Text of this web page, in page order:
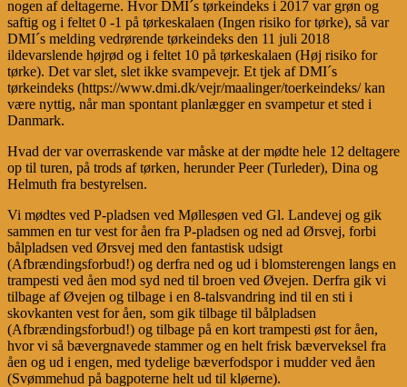
nogen af deltagerne. Hvor DMI´s tørkeindeks i 2017 var grøn og
saftig og i feltet 0 -1 på tørkeskalaen (Ingen risiko for tørke), så var
DMI´s melding vedrørende tørkeindeks den 11 juli 2018
ildevarslende højrød og i feltet 10 på tørkeskalaen (Høj risiko for
tørke). Det var slet, slet ikke svampevejr. Et tjek af DMI´s
tørkeindeks (https://www.dmi.dk/vejr/maalinger/toerkeindeks/ kan
være nyttig, når man spontant planlægger en svampetur et sted i
Danmark.
Hvad der var overraskende var måske at der mødte hele 12 deltagere
op til turen, på trods af tørken, herunder Peer (Turleder), Dina og
Helmuth fra bestyrelsen.
Vi mødtes ved P-pladsen ved Møllesøen ved Gl. Landevej og gik
sammen en tur vest for åen fra P-pladsen og ned ad Ørsvej, forbi
bålpladsen ved Ørsvej med den fantastisk udsigt
(Afbrændingsforbud!) og derfra ned og ud i blomsterengen langs en
trampesti ved åen mod syd ned til broen ved Øvejen. Derfra gik vi
tilbage af Øvejen og tilbage i en 8-talsvandring ind til en sti i
skovkanten vest for åen, som gik tilbage til bålpladsen
(Afbrændingsforbud!) og tilbage på en kort trampesti øst for åen,
hvor vi så bævergnavede stammer og en helt frisk bæverveksel fra
åen og ud i engen, med tydelige bæverfodspor i mudder ved åen
(Svømmehud på bagpoterne helt ud til kløerne).